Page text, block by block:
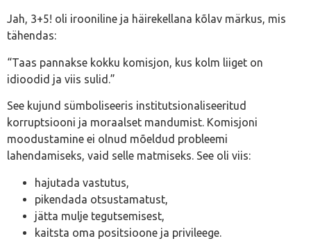
Jah, 3+5! oli irooniline ja häirekellana kõlav märkus, mis
tähendas:
“Taas pannakse kokku komisjon, kus kolm liiget on
idioodid ja viis sulid.”
See kujund sümboliseeris institutsionaliseeritud
korruptsiooni ja moraalset mandumist. Komisjoni
moodustamine ei olnud mõeldud probleemi
lahendamiseks, vaid selle matmiseks. See oli viis:
hajutada vastutus,
pikendada otsustamatust,
jätta mulje tegutsemisest,
kaitsta oma positsioone ja privileege.